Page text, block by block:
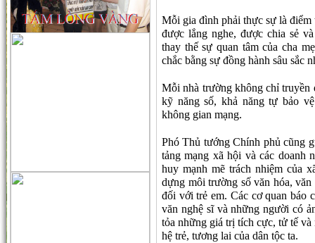
Mỗi gia đình phải thực sự là điểm
được lắng nghe, được chia sẻ
thay thế sự quan tâm của cha
chắc bằng sự đồng hành sâu sắc
Mỗi nhà trường không chỉ truyền
kỹ năng số, khả năng tự bảo
không gian mạng.
Phó Thủ tướng Chính phủ cũng
tảng mạng xã hội và các doanh
huy mạnh mẽ trách nhiệm của
dựng môi trường số văn hóa,
đối với trẻ em. Các cơ quan báo
văn nghệ sĩ và những người có
tỏa những giá trị tích cực, tử tế
hệ trẻ, tương lai của dân tộc ta.